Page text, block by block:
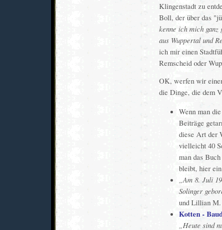
Klingenstadt zu
Boll, der über das
kenne ich mich
aus Wuppertal und
ich mir einen
Remscheid oder
OK, werfen wir
die Dinge, die dem
Wenn man
Beiträge
diese Art der
vielleicht 40
man das
bleibt, hier
Am 8. Juli
Solinger
und Lillian M.
Kotten -
Heute sind